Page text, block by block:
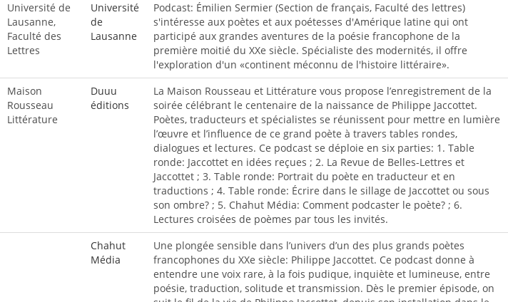
Université de
Lausanne,
Faculté des
Lettres
Université
de
Lausanne
Podcast: Émilien Sermier (Section de français, Faculté des lettres)
s'intéresse aux poètes et aux poétesses d'Amérique latine qui ont
participé aux grandes aventures de la poésie francophone de la
première moitié du XXe siècle. Spécialiste des modernités, il offre
l'exploration d'un «continent méconnu de l'histoire littéraire».
Maison
Rousseau
Littérature
Duuu
éditions
La Maison Rousseau et Littérature vous propose l’enregistrement de la
soirée célébrant le centenaire de la naissance de Philippe Jaccottet.
Poètes, traducteurs et spécialistes se réunissent pour mettre en lumière
l’œuvre et l’influence de ce grand poète à travers tables rondes,
dialogues et lectures. Ce podcast se déploie en six parties: 1. Table
ronde: Jaccottet en idées reçues ; 2. La Revue de Belles-Lettres et
Jaccottet ; 3. Table ronde: Portrait du poète en traducteur et en
traductions ; 4. Table ronde: Écrire dans le sillage de Jaccottet ou sous
son ombre? ; 5. Chahut Média: Comment podcaster le poète? ; 6.
Lectures croisées de poèmes par tous les invités.
Chahut
Média
Une plongée sensible dans l’univers d’un des plus grands poètes
francophones du XXe siècle: Philippe Jaccottet. Ce podcast donne à
entendre une voix rare, à la fois pudique, inquiète et lumineuse, entre
poésie, traduction, solitude et transmission. Dès le premier épisode, on